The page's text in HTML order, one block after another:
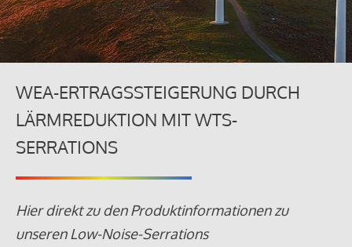
WEA-ERTRAGSSTEIGERUNG DURCH
LÄRMREDUKTION MIT WTS-
SERRATIONS
Hier direkt zu den Produktinformationen zu
unseren Low-Noise-Serrations